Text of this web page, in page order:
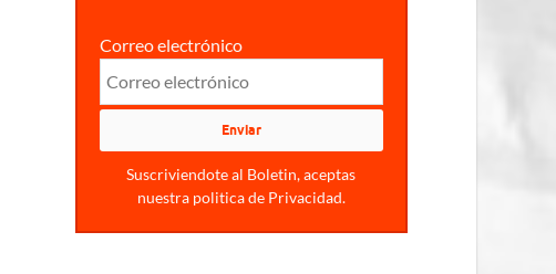
Correo electrónico
Suscriviendote al Boletin, aceptas
nuestra politica de Privacidad.